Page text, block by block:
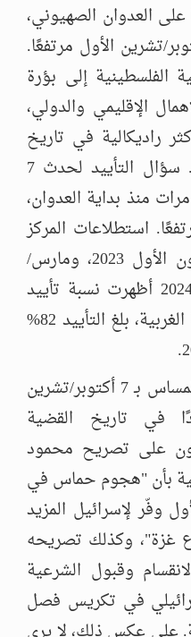
أكثر من 240 يومًا على العدوان الصهيوني،
التأييد لهجوم 7 أكتوبر/تشرين الأول مرتفعًا.
الفلسطينية إلى بؤرة
الإقليمي والدولي،
راديكالية في تاريخ
الاحتلال تغييبها وتصفيتها. سؤال التأييد لحدث 7
تشرين الأول تكرر 3 مرات منذ بداية العدوان،
استطلاعات المركز
الفلسطيني في ديسمبر/كانون الأول 2023، ومارس/
آذار 2024، ويونيو/حزيران 2024 أظهرت نسبة تأييد
ثابتة عند 70%. وفي الضفة الغربية، بلغ التأييد 82%
الشعب الفلسطيني يرفض المساس بـ 7 أكتوبر/تشرين
في تاريخ القضية
لا يوافقون على تصريح محمود
بأن "هجوم حماس في
وفّر لإسرائيل المزيد
غزة"، وكذلك تصريحه
وقبول الشرعية
في تكريس فصل